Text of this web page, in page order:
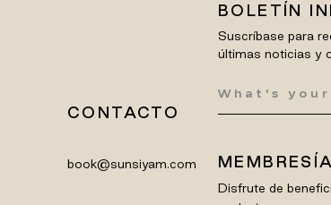
CONTACTO
book@sunsiyam.com
BOLETÍN
Suscríbase para
últimas noticias y
MEMBRESÍA
Disfrute de